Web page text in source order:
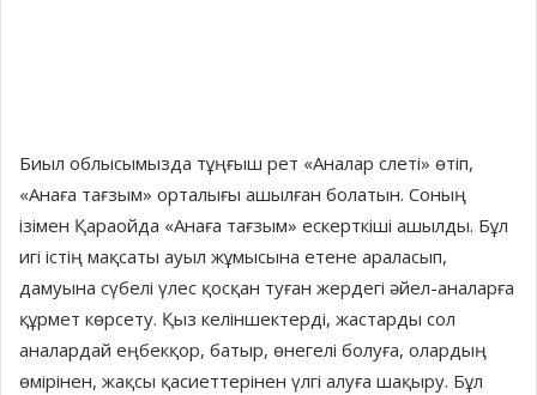
Биыл облысымызда тұңғыш рет «Аналар слеті» өтіп,
«Анаға тағзым» орталығы ашылған болатын. Соның
ізімен Қараойда «Анаға тағзым» ескерткіші ашылды. Бұл
игі істің мақсаты ауыл жұмысына етене араласып,
дамуына сүбелі үлес қосқан туған жердегі әйел-аналарға
құрмет көрсету. Қыз келіншектерді, жастарды сол
аналардай еңбекқор, батыр, өнегелі болуға, олардың
өмірінен, жақсы қасиеттерінен үлгі алуға шақыру. Бұл